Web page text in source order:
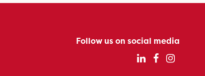
Follow us on social media